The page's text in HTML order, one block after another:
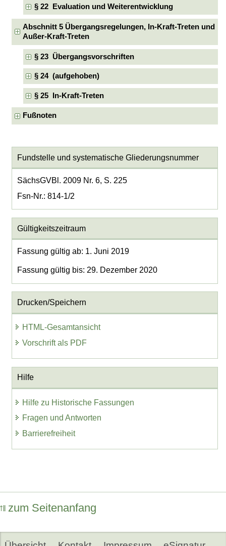
§ 22 Evaluation und Weiterentwicklung
Abschnitt 5 Übergangsregelungen, In-Kraft-Treten und
Außer-Kraft-Treten
§ 23 Übergangsvorschriften
§ 24 (aufgehoben)
§ 25 In-Kraft-Treten
Fußnoten
Fundstelle und systematische Gliederungsnummer
SächsGVBl. 2009 Nr. 6, S. 225
Fsn-Nr.: 814-1/2
Gültigkeitszeitraum
Fassung gültig ab: 1. Juni 2019
Fassung gültig bis: 29. Dezember 2020
Drucken/Speichern
HTML-Gesamtansicht
Vorschrift als PDF
Hilfe
Hilfe zu Historische Fassungen
Fragen und Antworten
Barrierefreiheit
zum Seitenanfang